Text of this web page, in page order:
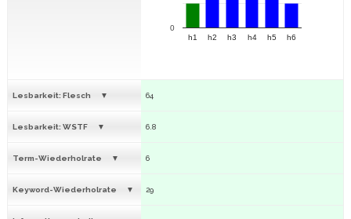
h1 h2 h3 h4 h5 h6
0
Lesbarkeit: Flesch 64
Lesbarkeit: WSTF 6.8
Term-Wiederholrate 6
Keyword-Wiederholrate 29